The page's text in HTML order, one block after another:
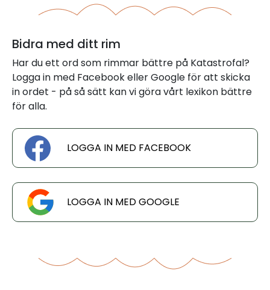
Bidra med ditt rim
Har du ett ord som rimmar bättre på Katastrofal?
Logga in med Facebook eller Google för att skicka
in ordet - på så sätt kan vi göra vårt lexikon bättre
för alla.
LOGGA IN MED FACEBOOK
LOGGA IN MED GOOGLE